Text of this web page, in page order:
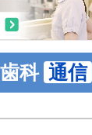
科 通信